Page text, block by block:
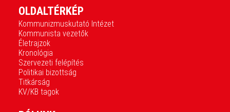
OLDALTÉRKÉP
Kommunizmuskutató Intézet
Kommunista vezetők
Életrajzok
Kronológia
Szervezeti felépítés
Politikai bizottság
Titkárság
KV/KB tagok